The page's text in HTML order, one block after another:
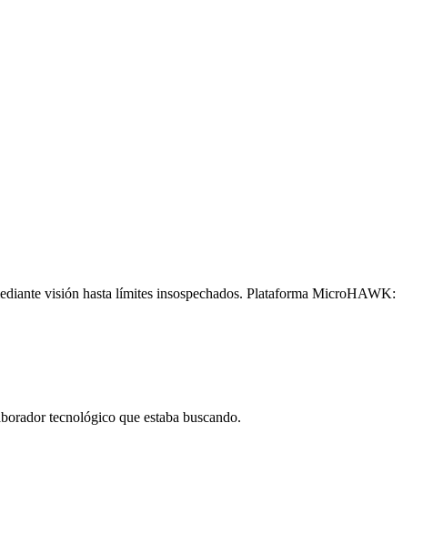
visión hasta límites insospechados. Plataforma MicroHAWK:
tecnológico que estaba buscando.